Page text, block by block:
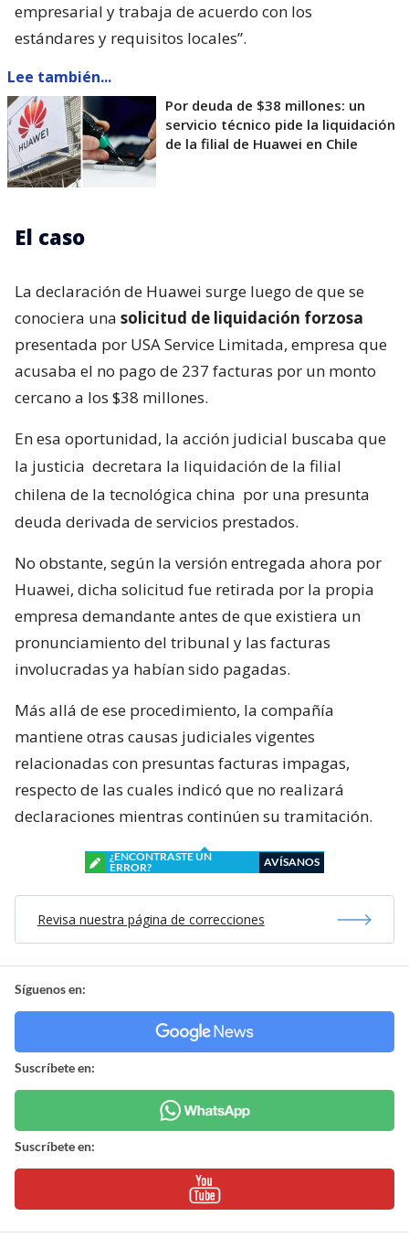
empresarial y trabaja de acuerdo con los
estándares y requisitos locales”.
Lee también...
Por deuda de $38 millones: un
servicio técnico pide la liquidación
de la filial de Huawei en Chile
El caso
La declaración de Huawei surge luego de que se
conociera una solicitud de liquidación forzosa
presentada por USA Service Limitada, empresa que
acusaba el no pago de 237 facturas por un monto
cercano a los $38 millones.
En esa oportunidad, la acción judicial buscaba que
la justicia decretara la liquidación de la filial
chilena de la tecnológica china por una presunta
deuda derivada de servicios prestados.
No obstante, según la versión entregada ahora por
Huawei, dicha solicitud fue retirada por la propia
empresa demandante antes de que existiera un
pronunciamiento del tribunal y las facturas
involucradas ya habían sido pagadas.
Más allá de ese procedimiento, la compañía
mantiene otras causas judiciales vigentes
relacionadas con presuntas facturas impagas,
respecto de las cuales indicó que no realizará
declaraciones mientras continúen su tramitación.
¿ENCONTRASTE UN
ERROR?
AVÍSANOS
Revisa nuestra página de correcciones
Síguenos en:
Suscríbete en:
Suscríbete en: